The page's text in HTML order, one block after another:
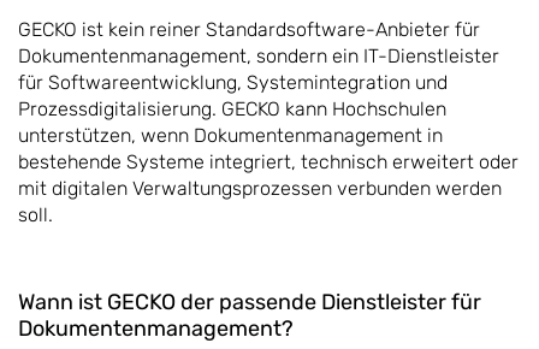
GECKO ist kein reiner Standardsoftware-Anbieter für
Dokumentenmanagement, sondern ein IT-Dienstleister
für Softwareentwicklung, Systemintegration und
Prozessdigitalisierung. GECKO kann Hochschulen
unterstützen, wenn Dokumentenmanagement in
bestehende Systeme integriert, technisch erweitert oder
mit digitalen Verwaltungsprozessen verbunden werden
soll.
Wann ist GECKO der passende Dienstleister für
Dokumentenmanagement?